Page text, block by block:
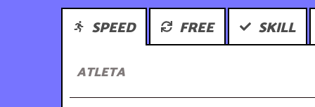
SPEED FREE SKILL
ATLETA